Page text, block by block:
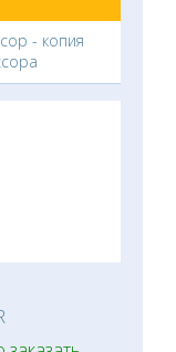
- копия